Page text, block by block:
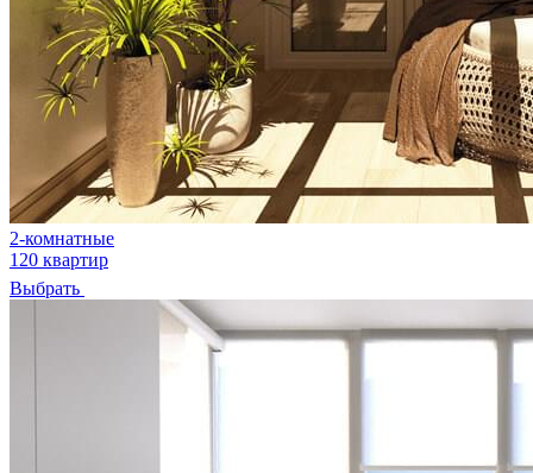
2-комнатные
120 квартир
Выбрать